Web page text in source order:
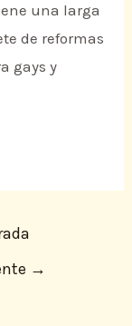
una larga
de reformas
gays y
→